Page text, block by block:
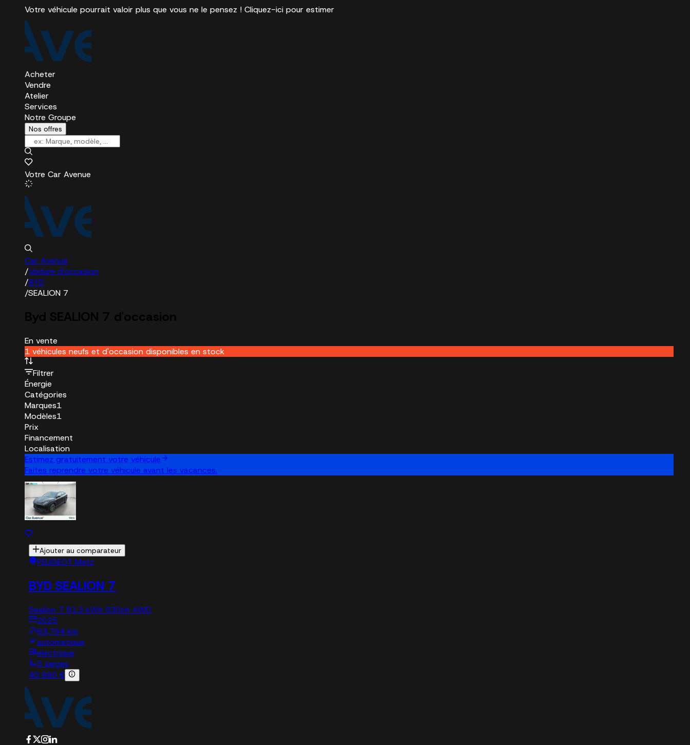
Votre véhicule pourrait valoir plus que vous ne le pensez ! Cliquez-ici pour estimer
Acheter
Vendre
Atelier
Services
Notre Groupe
Nos offres
Votre Car Avenue
Car Avenue
/Voiture d'occasion
/BYD
/SEALION 7
En vente
1 véhicules neufs et d'occasion disponibles en stock
Filtrer
Énergie
Catégories
Marques1
Modèles1
Prix
Financement
Localisation
Estimez gratuitement votre véhicule
Faites reprendre votre véhicule avant les vacances.
Ajouter au comparateur
PEUGEOT Metz
BYD SEALION 7
Sealion 7 91.3 kWh 530ch AWD
2025
63,794 km
automatique
electrique
5 sieges
40 990 €